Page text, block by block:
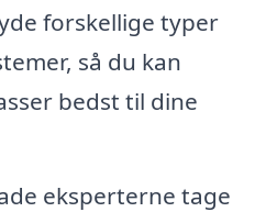
forskellige typer
så du kan
bedst til dine
eksperterne tage